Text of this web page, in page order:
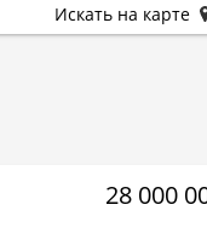
28 000
Искать на карте